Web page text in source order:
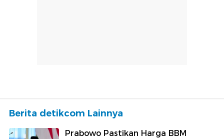
Berita detikcom Lainnya
Prabowo Pastikan Harga BBM